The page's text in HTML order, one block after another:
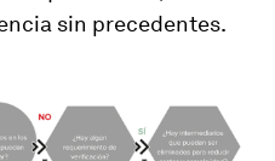
sin precedentes.